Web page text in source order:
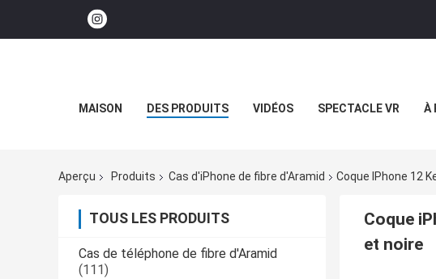
MAISON DES PRODUITS VIDÉOS SPECTACLE VR À
Aperçu Produits Cas d'iPhone de fibre d'Aramid Coque IPhone 12
TOUS LES PRODUITS
Cas de téléphone de fibre d'Aramid
(111)
Coque
et noire